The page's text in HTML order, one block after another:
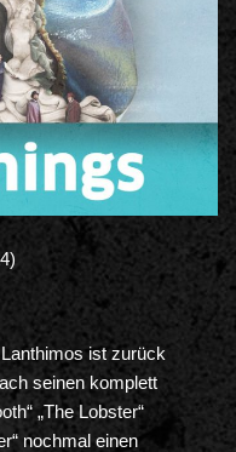
ist zurück
seinen komplett
„The Lobster“
nochmal einen